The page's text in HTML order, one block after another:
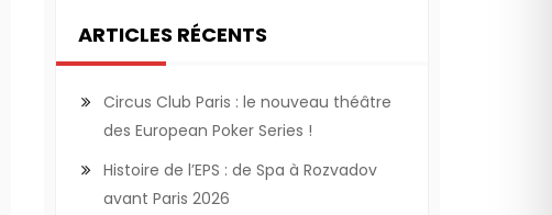
ARTICLES RÉCENTS
Circus Club Paris : le nouveau théâtre
des European Poker Series !
Histoire de l’EPS : de Spa à Rozvadov
avant Paris 2026